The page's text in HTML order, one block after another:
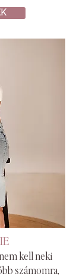
kell neki
számomra,